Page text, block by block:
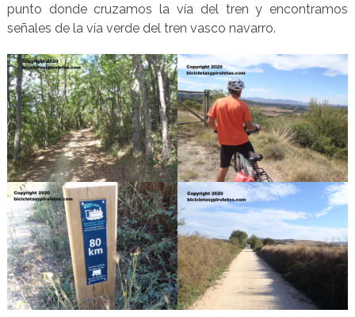
punto donde cruzamos la vía del tren y encontramos
señales de la vía verde del tren vasco navarro.